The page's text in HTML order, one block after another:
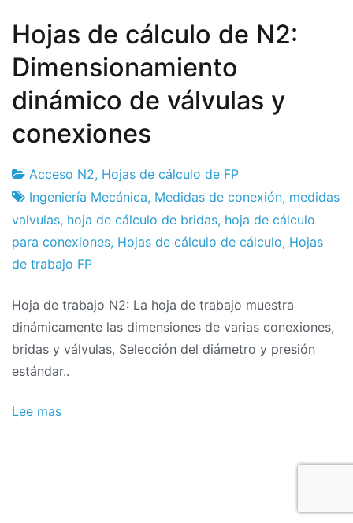
Hojas de cálculo de N2:
Dimensionamiento
dinámico de válvulas y
conexiones
Fábrica
de
proyectos
9
de
October
de
Acceso N2, Hojas de cálculo de FP
Ingeniería Mecánica, Medidas de conexión, medidas
valvulas, hoja de cálculo de bridas, hoja de cálculo
para conexiones, Hojas de cálculo de cálculo, Hojas
de trabajo FP
Hoja de trabajo N2: La hoja de trabajo muestra
dinámicamente las dimensiones de varias conexiones,
bridas y válvulas, Selección del diámetro y presión
estándar..
Lee mas